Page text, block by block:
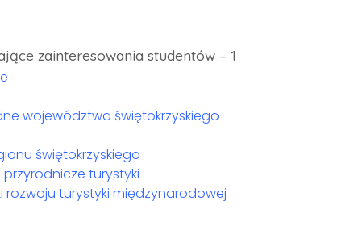
zainteresowania studentów – 1
województwa świętokrzyskiego
świętokrzyskiego
turystyki
rozwoju turystyki międzynarodowej